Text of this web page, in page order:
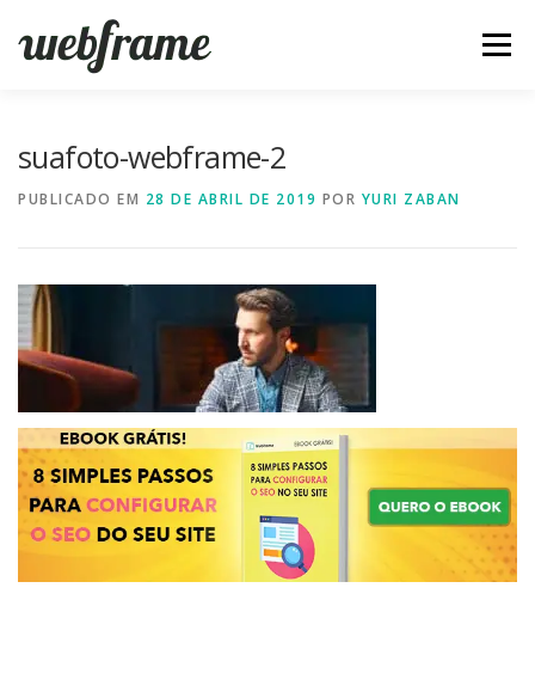
para
Menu
suafoto-webframe-2
PUBLICADO EM 28 DE ABRIL DE 2019 POR YURI ZABAN